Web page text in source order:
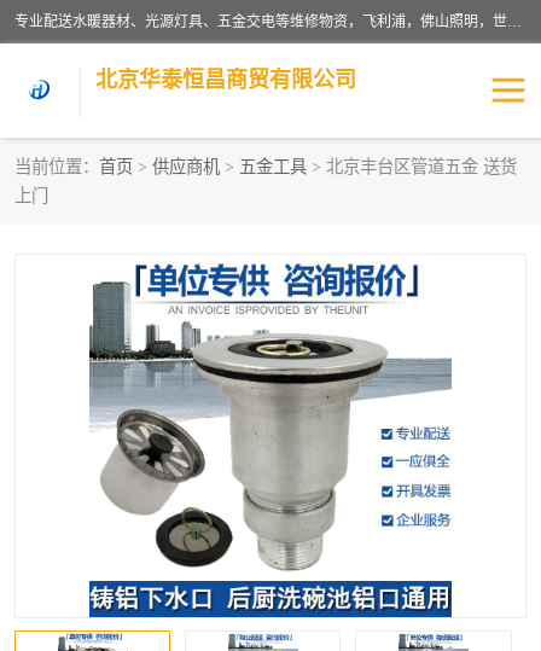
专业配送水暖器材、光源灯具、五金交电等维修物资，飞利浦，佛山照明，世达，博世，九牧，特陶等各产品涉及国内外知名品牌。公司专注与物业、学校、酒店、工厂等单位合作，提供一站式配送服务，降低客户综合成本。依托电子商务改变传统模式，以专业的团队为客户提供24H物资配送到达，货到月结、统一开票，便捷退换等服务，提高了企业的运营效率。
北京华泰恒昌商贸有限公司
当前位置： 首页 > 供应商机 > 五金工具 > 北京丰台区管道五金 送货
上门
水暖阀门
涂料辅材